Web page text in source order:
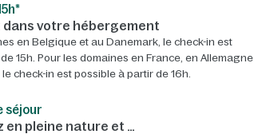
dans votre hébergement
en Belgique et au Danemark, le check-in est
15h. Pour les domaines en France, en Allemagne
check-in est possible à partir de 16h.
séjour
en pleine nature et …